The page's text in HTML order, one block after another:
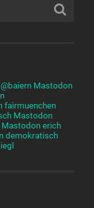
Mastodon
fairmuenchen
Mastodon
Mastodon erich
demokratisch